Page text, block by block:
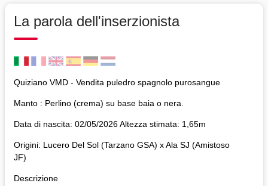
La parola dell'inserzionista
Quiziano VMD - Vendita puledro spagnolo purosangue
Manto : Perlino (crema) su base baia o nera.
Data di nascita: 02/05/2026 Altezza stimata: 1,65m
Origini: Lucero Del Sol (Tarzano GSA) x Ala SJ (Amistoso
JF)
Descrizione